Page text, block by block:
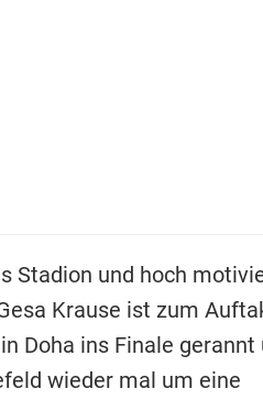
Stadion und hoch
Krause ist zum
Doha ins Finale gerannt
wieder mal um eine